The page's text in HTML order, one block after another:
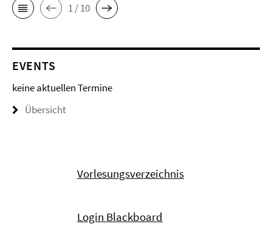
1 / 10
EVENTS
keine aktuellen Termine
Übersicht
Vorlesungsverzeichnis
Login Blackboard